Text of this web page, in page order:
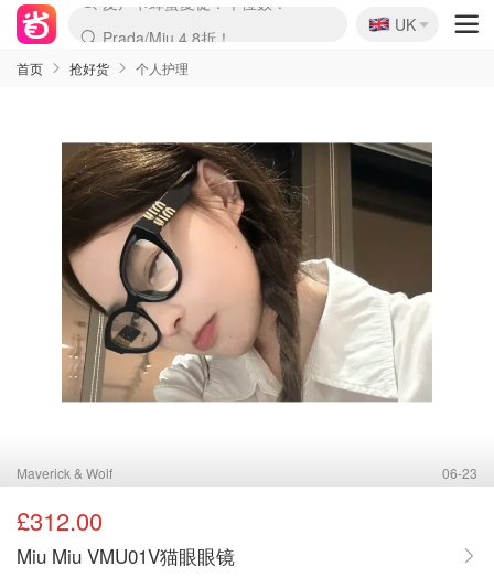
麦卢卡蜂蜜夏促！个位数！
啥？必胜客披萨5折！
🇬🇧
UK
首页 抢好货 个人护理
Maverick & Wolf 06-23
£312.00
Miu Miu VMU01V猫眼眼镜